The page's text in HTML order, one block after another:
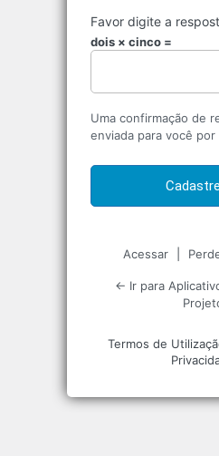
Favor digite a
dois × cinco =
Uma confirmação de
enviada para você por
Acessar
← Ir para
Termos de